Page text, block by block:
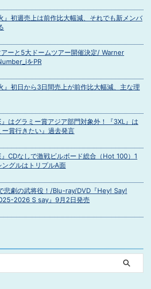
初週売上は前作比大幅減、それでも新メンバ
ーと5大ドームツアー開催決定/ Warner
をPR
初日から3日間売上が前作比大幅減、主な理
はグラミー賞アジア部門対象外！『3XL』は
賞行きたい』過去発言
CDなしで激戦ビルボード総合（Hot 100）1
グルはトリプルA面
悲劇の武将役！/Blu-ray/DVD『Hey! Say!
2026 S say』9月2日発売